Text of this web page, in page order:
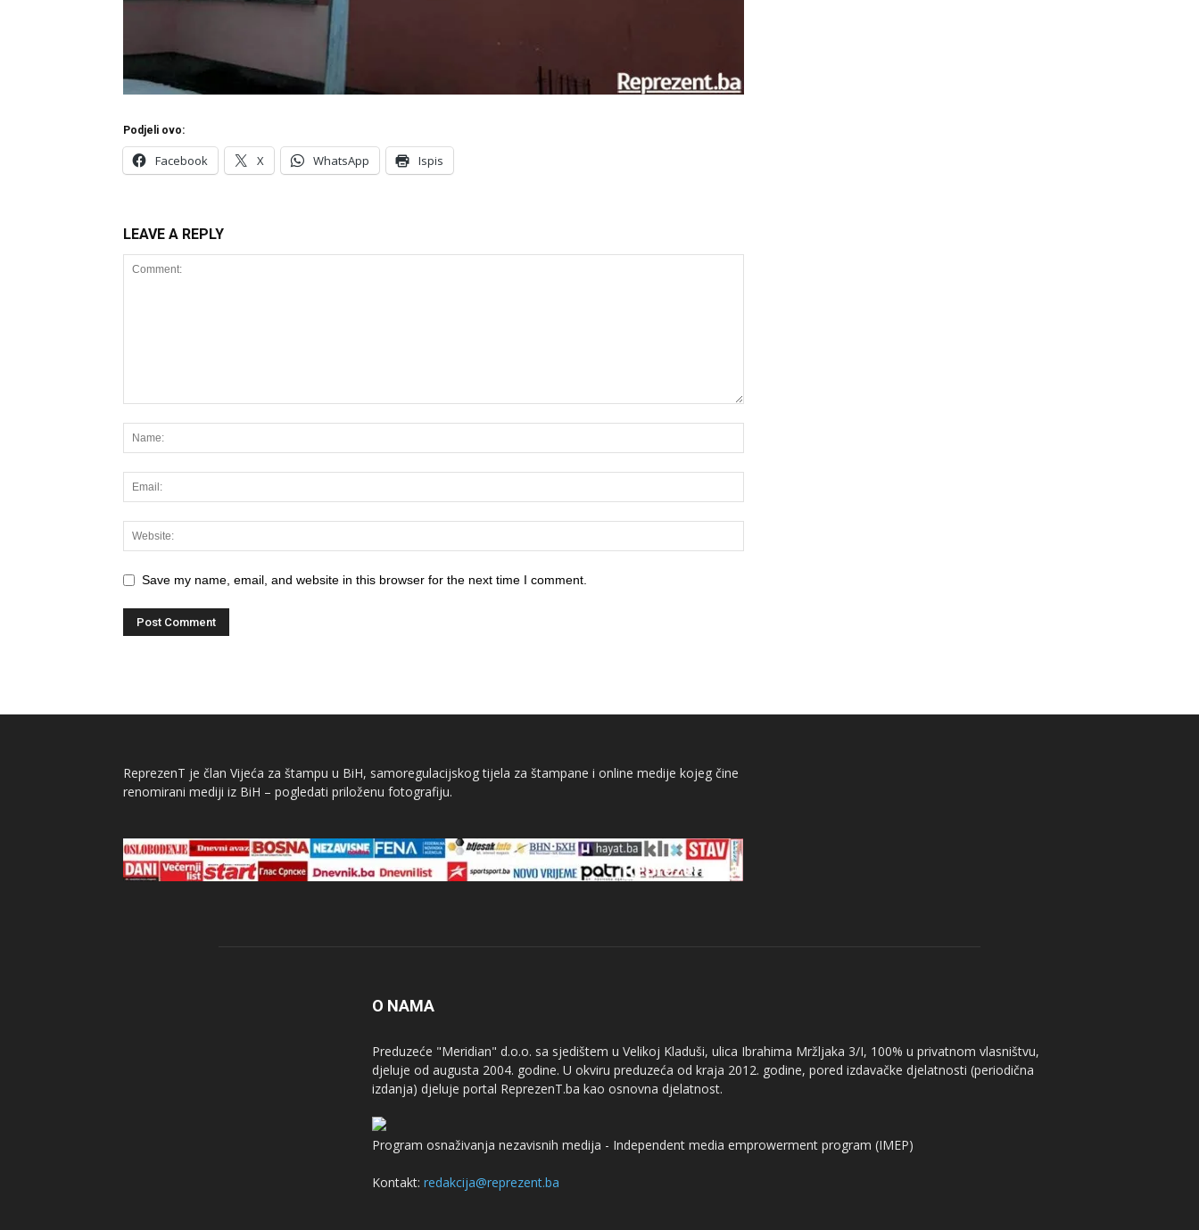
Podjeli ovo:
Facebook X WhatsApp Ispis
LEAVE A REPLY
Save my name, email, and website in this browser for the next time I comment.
ReprezenT je član Vijeća za štampu u BiH, samoregulacijskog tijela za štampane i online medije kojeg čine
renomirani mediji iz BiH – pogledati priloženu fotografiju.
O NAMA
Preduzeće "Meridian" d.o.o. sa sjedištem u Velikoj Kladuši, ulica Ibrahima Mržljaka 3/I, 100% u privatnom vlasništvu,
djeluje od augusta 2004. godine. U okviru preduzeća od kraja 2012. godine, pored izdavačke djelatnosti (periodična
izdanja) djeluje portal ReprezenT.ba kao osnovna djelatnost.
Program osnaživanja nezavisnih medija - Independent media emprowerment program (IMEP)
Kontakt: redakcija@reprezent.ba